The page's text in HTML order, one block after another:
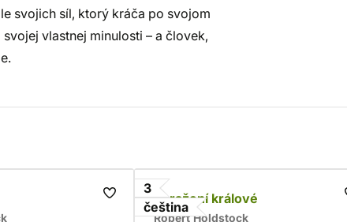
svojich síl, ktorý kráča po svojom
vlastnej minulosti – a človek,
3
čeština
Poražení králové
Robert Holdstock